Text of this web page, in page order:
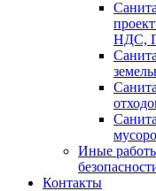
НДС,
Иные
Контакты